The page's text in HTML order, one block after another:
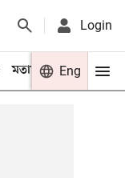
Login
মতামত খেলা
Eng